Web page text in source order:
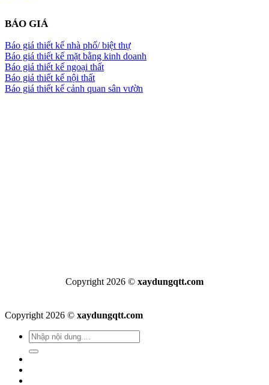
BÁO GIÁ
Báo giá thiết kế nhà phố/ biệt thự
Báo giá thiết kế mặt bằng kinh doanh
Báo giá thiết kế ngoại thất
Báo giá thiết kế nội thất
Báo giá thiết kế cảnh quan sân vườn
Copyright 2026 © xaydungqtt.com
Copyright 2026 © xaydungqtt.com